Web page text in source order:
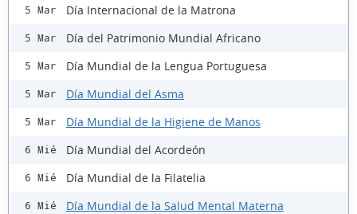
5 Mar Día Internacional de la Matrona
5 Mar Día del Patrimonio Mundial Africano
5 Mar Día Mundial de la Lengua Portuguesa
5 Mar Día Mundial del Asma
5 Mar Día Mundial de la Higiene de Manos
6 Mié Día Mundial del Acordeón
6 Mié Día Mundial de la Filatelia
6 Mié Día Mundial de la Salud Mental Materna